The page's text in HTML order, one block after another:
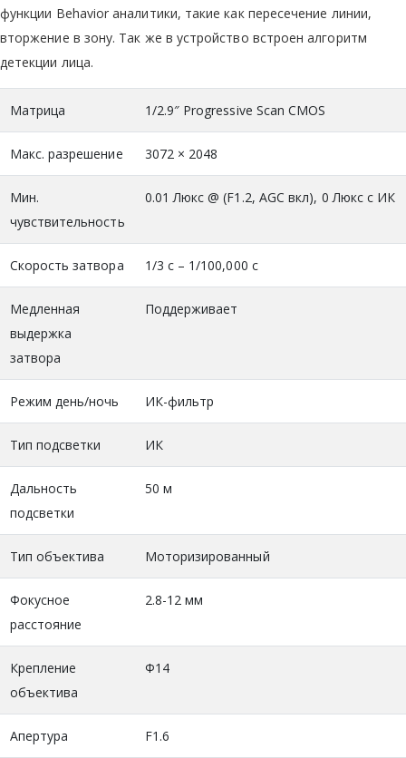
функции Behavior аналитики, такие как пересечение линии,
вторжение в зону. Так же в устройство встроен алгоритм
детекции лица.
Матрица 1/2.9″ Progressive Scan CMOS
Макс. разрешение 3072 × 2048
Мин.
чувствительность
0.01 Люкс @ (F1.2, AGC вкл), 0 Люкс с ИК
Скорость затвора 1/3 с – 1/100,000 с
Медленная
выдержка
затвора
Поддерживает
Режим день/ночь ИК-фильтр
Тип подсветки ИК
Дальность
подсветки
50 м
Тип объектива Моторизированный
Фокусное
расстояние
2.8-12 мм
Крепление
объектива
Ф14
Апертура F1.6